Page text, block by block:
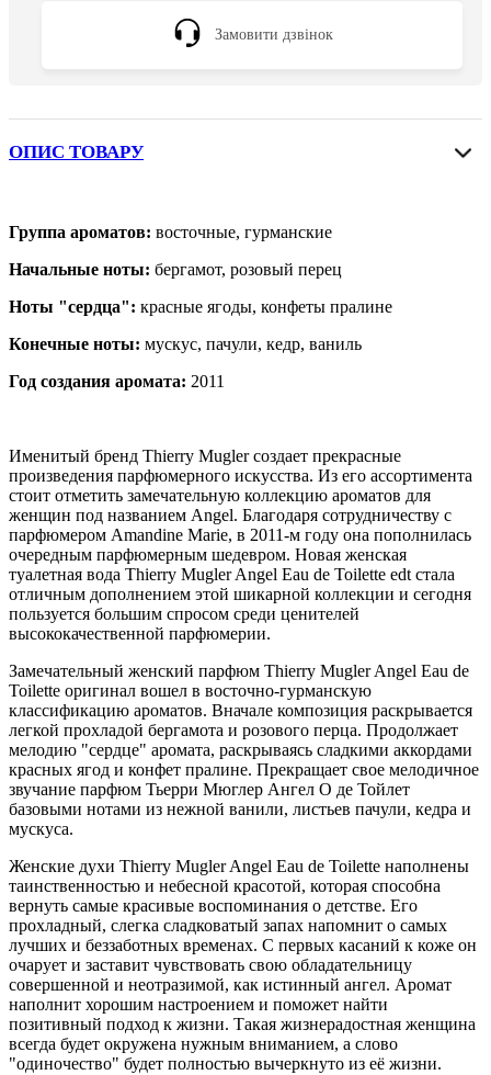
Замовити дзвінок
ОПИС ТОВАРУ
Группа ароматов: восточные, гурманские
Начальные ноты: бергамот, розовый перец
Ноты "сердца": красные ягоды, конфеты пралине
Конечные ноты: мускус, пачули, кедр, ваниль
Год создания аромата: 2011
Именитый бренд Thierry Mugler создает прекрасные
произведения парфюмерного искусства. Из его ассортимента
стоит отметить замечательную коллекцию ароматов для
женщин под названием Angel. Благодаря сотрудничеству с
парфюмером Amandine Marie, в 2011-м году она пополнилась
очередным парфюмерным шедевром. Новая женская
туалетная вода Thierry Mugler Angel Eau de Toilette edt стала
отличным дополнением этой шикарной коллекции и сегодня
пользуется большим спросом среди ценителей
высококачественной парфюмерии.
Замечательный женский парфюм Thierry Mugler Angel Eau de
Toilette оригинал вошел в восточно-гурманскую
классификацию ароматов. Вначале композиция раскрывается
легкой прохладой бергамота и розового перца. Продолжает
мелодию "сердце" аромата, раскрываясь сладкими аккордами
красных ягод и конфет пралине. Прекращает свое мелодичное
звучание парфюм Тьерри Мюглер Ангел О де Тойлет
базовыми нотами из нежной ванили, листьев пачули, кедра и
мускуса.
Женские духи Thierry Mugler Angel Eau de Toilette наполнены
таинственностью и небесной красотой, которая способна
вернуть самые красивые воспоминания о детстве. Его
прохладный, слегка сладковатый запах напомнит о самых
лучших и беззаботных временах. С первых касаний к коже он
очарует и заставит чувствовать свою обладательницу
совершенной и неотразимой, как истинный ангел. Аромат
наполнит хорошим настроением и поможет найти
позитивный подход к жизни. Такая жизнерадостная женщина
всегда будет окружена нужным вниманием, а слово
"одиночество" будет полностью вычеркнуто из её жизни.